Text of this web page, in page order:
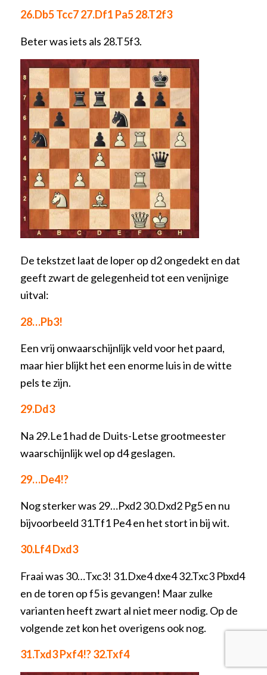
26.Db5 Tcc7 27.Df1 Pa5 28.T2f3
Beter was iets als 28.T5f3.
De tekstzet laat de loper op d2 ongedekt en dat
geeft zwart de gelegenheid tot een venijnige
uitval:
28…Pb3!
Een vrij onwaarschijnlijk veld voor het paard,
maar hier blijkt het een enorme luis in de witte
pels te zijn.
29.Dd3
Na 29.Le1 had de Duits-Letse grootmeester
waarschijnlijk wel op d4 geslagen.
29…De4!?
Nog sterker was 29…Pxd2 30.Dxd2 Pg5 en nu
bijvoorbeeld 31.Tf1 Pe4 en het stort in bij wit.
30.Lf4 Dxd3
Fraai was 30…Txc3! 31.Dxe4 dxe4 32.Txc3 Pbxd4
en de toren op f5 is gevangen! Maar zulke
varianten heeft zwart al niet meer nodig. Op de
volgende zet kon het overigens ook nog.
31.Txd3 Pxf4!? 32.Txf4